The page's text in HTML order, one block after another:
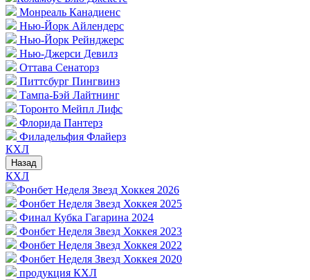
Монреаль Канадиенс
Нью-Йорк Айлендерс
Нью-Йорк Рейнджерс
Нью-Джерси Девилз
Оттава Сенаторз
Питтсбург Пингвинз
Тампа-Бэй Лайтнинг
Торонто Мейпл Лифс
Флорида Пантерз
Филадельфия Флайерз
КХЛ
Назад
КХЛ
Фонбет Неделя Звезд Хоккея 2026
Фонбет Неделя Звезд Хоккея 2025
Финал Кубка Гагарина 2024
Фонбет Неделя Звезд Хоккея 2023
Фонбет Неделя Звезд Хоккея 2022
Фонбет Неделя Звезд Хоккея 2020
продукция КХЛ